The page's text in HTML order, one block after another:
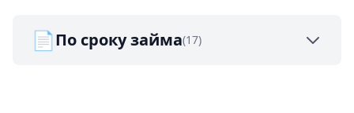
📄По сроку займа(17)